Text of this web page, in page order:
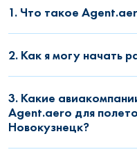
1. Что такое
2. Как я могу начать
3. Какие
Agent.aero для
Новокузнецк?